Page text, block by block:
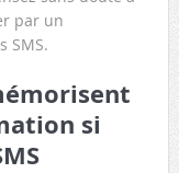
par un
SMS.
si